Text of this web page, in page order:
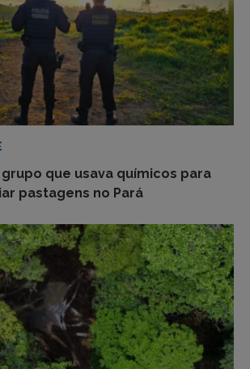
que usava químicos para
pastagens no Pará